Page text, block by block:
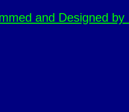
and Designed